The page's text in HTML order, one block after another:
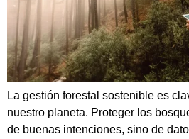
La gestión forestal sostenible es
nuestro planeta. Proteger los
de buenas intenciones, sino de